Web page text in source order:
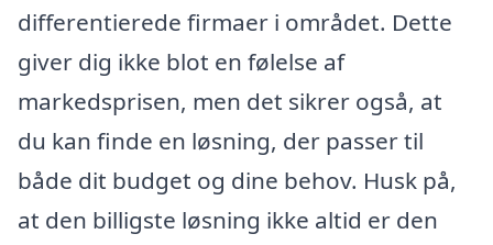
differentierede firmaer i området. Dette
giver dig ikke blot en følelse af
markedsprisen, men det sikrer også, at
du kan finde en løsning, der passer til
både dit budget og dine behov. Husk på,
at den billigste løsning ikke altid er den